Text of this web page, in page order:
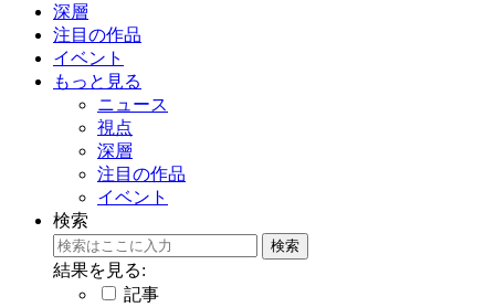
深層
注目の作品
イベント
もっと見る
ニュース
視点
深層
注目の作品
イベント
検索
結果を見る:
記事